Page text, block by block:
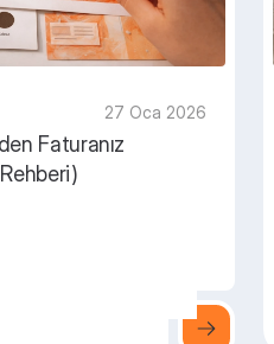
27 Oca 2026
Faturanız